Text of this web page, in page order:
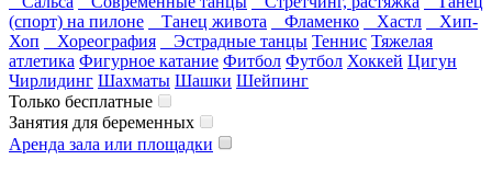
(спорт) на пилоне
Танец живота Фламенко Хастл
Хип-
Хоп
Хореография Эстрадные танцы Теннис Тяжелая
атлетика Фигурное катание Фитбол Футбол Хоккей Цигун
Чирлидинг Шахматы Шашки Шейпинг
Только бесплатные
Занятия для беременных
Аренда зала или площадки